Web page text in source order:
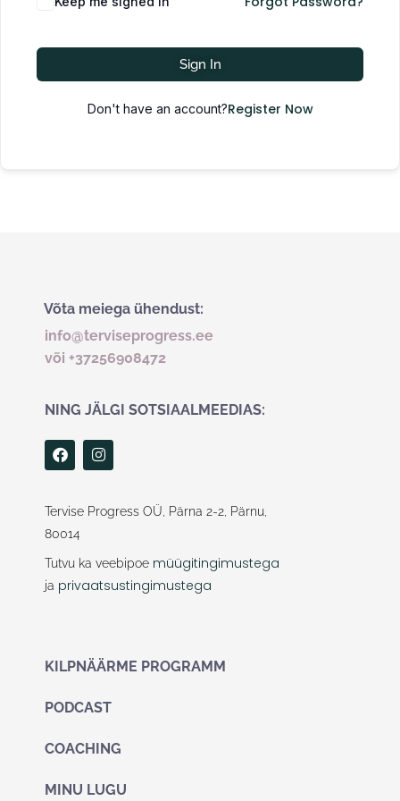
Sign In
Don't have an account?Register Now
Võta meiega ühendust:
info@terviseprogress.ee
või +37256908472
NING JÄLGI SOTSIAALMEEDIAS:
F
a
c
b
o
o
I
n
s
a
g
m
Tervise Progress OÜ, Pärna 2-2, Pärnu,
80014
Tutvu ka veebipoe müügitingimustega
ja privaatsustingimustega
KILPNÄÄRME PROGRAMM
PODCAST
COACHING
MINU LUGU